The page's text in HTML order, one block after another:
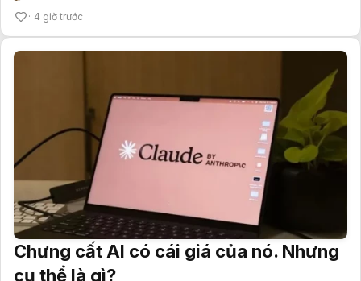
4 giờ trước
Chưng cất AI có cái giá của nó. Nhưng
cụ thể là gì?